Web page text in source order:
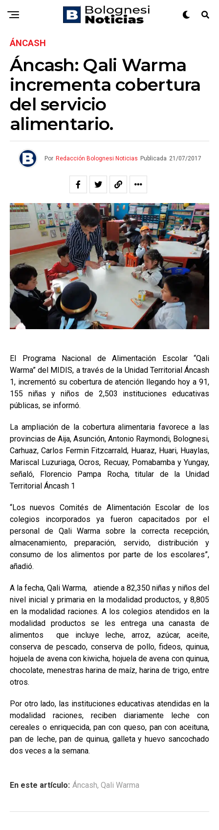
ÁNCASH
Áncash: Qali Warma
incrementa cobertura
del servicio
alimentario.
Por Redacción Bolognesi Noticias Publicada 21/07/2017
El Programa Nacional de Alimentación Escolar “Qali
Warma” del MIDIS, a través de la Unidad Territorial Áncash
1, incrementó su cobertura de atención llegando hoy a 91,
155 niñas y niños de 2,503 instituciones educativas
públicas, se informó.
La ampliación de la cobertura alimentaria favorece a las
provincias de Aija, Asunción, Antonio Raymondi, Bolognesi,
Carhuaz, Carlos Fermin Fitzcarrald, Huaraz, Huari, Huaylas,
Mariscal Luzuriaga, Ocros, Recuay, Pomabamba y Yungay,
señaló, Florencio Pampa Rocha, titular de la Unidad
Territorial Áncash 1
“Los nuevos Comités de Alimentación Escolar de los
colegios incorporados ya fueron capacitados por el
personal de Qali Warma sobre la correcta recepción,
almacenamiento, preparación, servido, distribución y
consumo de los alimentos por parte de los escolares”,
añadió.
A la fecha, Qali Warma, atiende a 82,350 niñas y niños del
nivel inicial y primaria en la modalidad productos, y 8,805
en la modalidad raciones. A los colegios atendidos en la
modalidad productos se les entrega una canasta de
alimentos que incluye leche, arroz, azúcar, aceite,
conserva de pescado, conserva de pollo, fideos, quinua,
hojuela de avena con kiwicha, hojuela de avena con quinua,
chocolate, menestras harina de maíz, harina de trigo, entre
otros.
Por otro lado, las instituciones educativas atendidas en la
modalidad raciones, reciben diariamente leche con
cereales o enriquecida, pan con queso, pan con aceituna,
pan de leche, pan de quinua, galleta y huevo sancochado
dos veces a la semana.
En este artículo: Áncash, Qali Warma